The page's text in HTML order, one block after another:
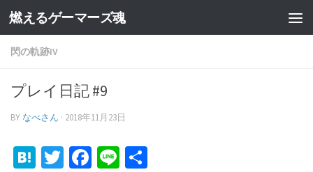
燃えるゲーマーズ魂
閃の軌跡IV
プレイ日記 #9
BY なべさん · 2018年11月23日
Hatena
TwitterFacebook
Line